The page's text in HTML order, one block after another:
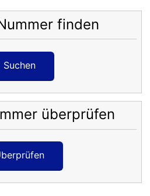
finden
Suchen
überprüfen